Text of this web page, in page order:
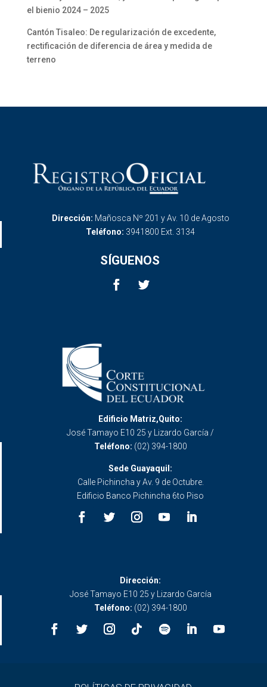
el bienio 2024 – 2025
Cantón Tisaleo: De regularización de excedente,
rectificación de diferencia de área y medida de
terreno
Dirección: Mañosca Nº 201 y Av. 10 de Agosto
Teléfono: 3941800 Ext. 3134
SÍGUENOS
Edificio Matriz,Quito:
José Tamayo E10 25 y Lizardo García /
Teléfono: (02) 394-1800
Sede Guayaquil:
Calle Pichincha y Av. 9 de Octubre.
Edificio Banco Pichincha 6to Piso
Dirección:
José Tamayo E10 25 y Lizardo García
Teléfono: (02) 394-1800